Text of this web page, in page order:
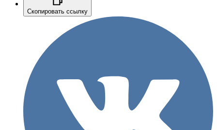
Скопировать ссылку